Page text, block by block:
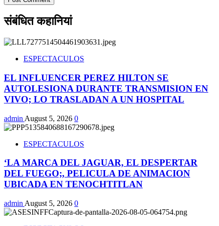
संबंधित कहानियां
ESPECTACULOS
EL INFLUENCER PEREZ HILTON SE
AUTOLESIONA DURANTE TRANSMISION EN
VIVO; LO TRASLADAN A UN HOSPITAL
admin August 5, 2026 0
ESPECTACULOS
‘LA MARCA DEL JAGUAR, EL DESPERTAR
DEL FUEGO;, PELICULA DE ANIMACION
UBICADA EN TENOCHTITLAN
admin August 5, 2026 0